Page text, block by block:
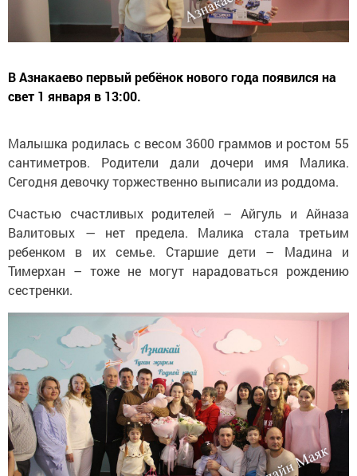
В Азнакаево первый ребёнок нового года появился на
свет 1 января в 13:00.
Малышка родилась с весом 3600 граммов и ростом 55
сантиметров. Родители дали дочери имя Малика.
Сегодня девочку торжественно выписали из роддома.
Счастью счастливых родителей – Айгуль и Айназа
Валитовых — нет предела. Малика стала третьим
ребенком в их семье. Старшие дети – Мадина и
Тимерхан – тоже не могут нарадоваться рождению
сестренки.